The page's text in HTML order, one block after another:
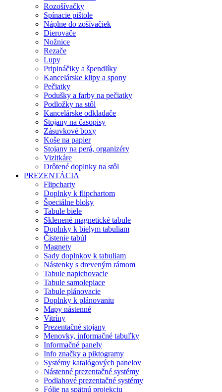
Rozošívačky
Spínacie pištole
Náplne do zošívačiek
Dierovače
Nožnice
Rezače
Lupy
Pripináčiky a špendlíky
Kancelárske klipy a spony
Pečiatky
Podušky a farby na pečiatky
Podložky na stôl
Kancelárske odkladače
Stojany na časopisy
Zásuvkové boxy
Koše na papier
Stojany na perá, organizéry
Vizitkáre
Drôtené doplnky na stôl
PREZENTÁCIA
Flipcharty
Doplnky k flipchartom
Špeciálne bloky
Tabule biele
Sklenené magnetické tabule
Doplnky k bielym tabuliam
Čistenie tabúl
Magnety
Sady doplnkov k tabuliam
Nástenky s dreveným rámom
Tabule napichovacie
Tabule samolepiace
Tabule plánovacie
Doplnky k plánovaniu
Mapy nástenné
Vitríny
Prezentačné stojany
Menovky, informačné tabuľky
Informačné panely
Info značky a piktogramy
Systémy katalógových panelov
Nástenné prezentačné systémy
Podlahové prezentačné systémy
Fólie na spätnú projekciu